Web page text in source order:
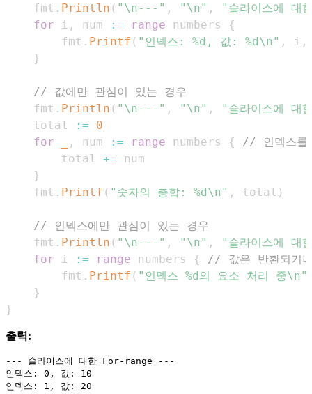
    fmt
. Println ( "\n---" , "\n" ,
"슬라이스에
for i , num := range numbers
{
        fmt
. Printf ( "인덱스: %d, 값: %d\n" , i ,
}
// 값에만 관심이 있는 경우
    fmt
. Println ( "\n---" , "\n" ,
"슬라이스에
    total
:=
0
for
, num := range numbers {
// 인덱스를
        total
+=
}
    fmt
. Printf ( "숫자의 총합: %d\n" , total )
// 인덱스에만 관심이 있는 경우
    fmt
. Println ( "\n---" , "\n" ,
"슬라이스에
for i := range numbers {
// 값은 반환되거
        fmt
. Printf ( "인덱스 %d의 요소 처리 중\n"
}
}
출력:
--- 슬라이스에 대한 For-range ---
인덱스: 0, 값: 10
인덱스: 1, 값: 20